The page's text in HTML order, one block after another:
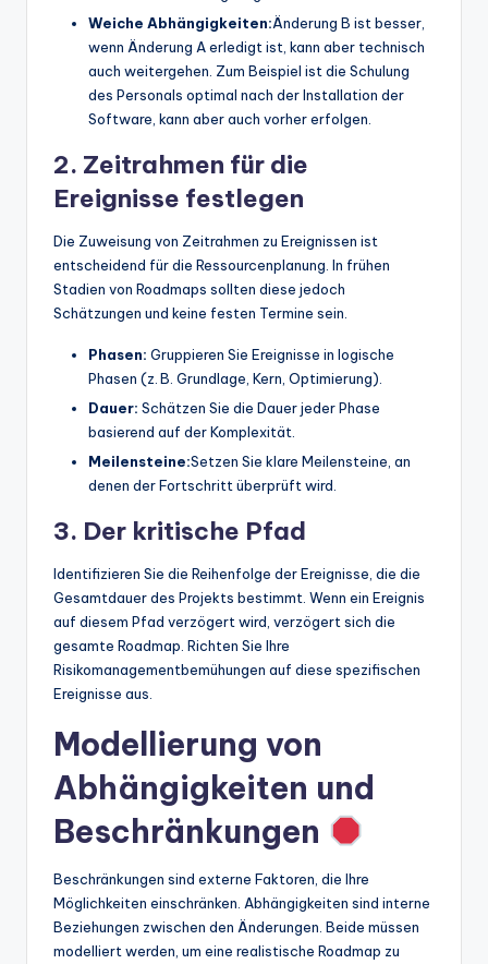
Weiche Abhängigkeiten:Änderung B ist besser,
wenn Änderung A erledigt ist, kann aber technisch
auch weitergehen. Zum Beispiel ist die Schulung
des Personals optimal nach der Installation der
Software, kann aber auch vorher erfolgen.
2. Zeitrahmen für die
Ereignisse festlegen
Die Zuweisung von Zeitrahmen zu Ereignissen ist
entscheidend für die Ressourcenplanung. In frühen
Stadien von Roadmaps sollten diese jedoch
Schätzungen und keine festen Termine sein.
Phasen: Gruppieren Sie Ereignisse in logische
Phasen (z. B. Grundlage, Kern, Optimierung).
Dauer: Schätzen Sie die Dauer jeder Phase
basierend auf der Komplexität.
Meilensteine:Setzen Sie klare Meilensteine, an
denen der Fortschritt überprüft wird.
3. Der kritische Pfad
Identifizieren Sie die Reihenfolge der Ereignisse, die die
Gesamtdauer des Projekts bestimmt. Wenn ein Ereignis
auf diesem Pfad verzögert wird, verzögert sich die
gesamte Roadmap. Richten Sie Ihre
Risikomanagementbemühungen auf diese spezifischen
Ereignisse aus.
Modellierung von
Abhängigkeiten und
Beschränkungen
Beschränkungen sind externe Faktoren, die Ihre
Möglichkeiten einschränken. Abhängigkeiten sind interne
Beziehungen zwischen den Änderungen. Beide müssen
modelliert werden, um eine realistische Roadmap zu